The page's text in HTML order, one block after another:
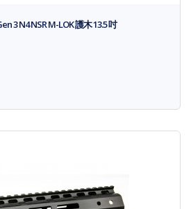
3 N4 NSR M-LOK 護木 13.5 吋